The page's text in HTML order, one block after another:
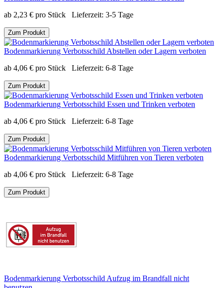
ab 2,23 € pro Stück Lieferzeit: 3-5 Tage
Zum Produkt
Bodenmarkierung Verbotsschild Abstellen oder Lagern verboten
ab 4,06 € pro Stück Lieferzeit: 6-8 Tage
Zum Produkt
Bodenmarkierung Verbotsschild Essen und Trinken verboten
ab 4,06 € pro Stück Lieferzeit: 6-8 Tage
Zum Produkt
Bodenmarkierung Verbotsschild Mitführen von Tieren verboten
ab 4,06 € pro Stück Lieferzeit: 6-8 Tage
Zum Produkt
Bodenmarkierung Verbotsschild Aufzug im Brandfall nicht